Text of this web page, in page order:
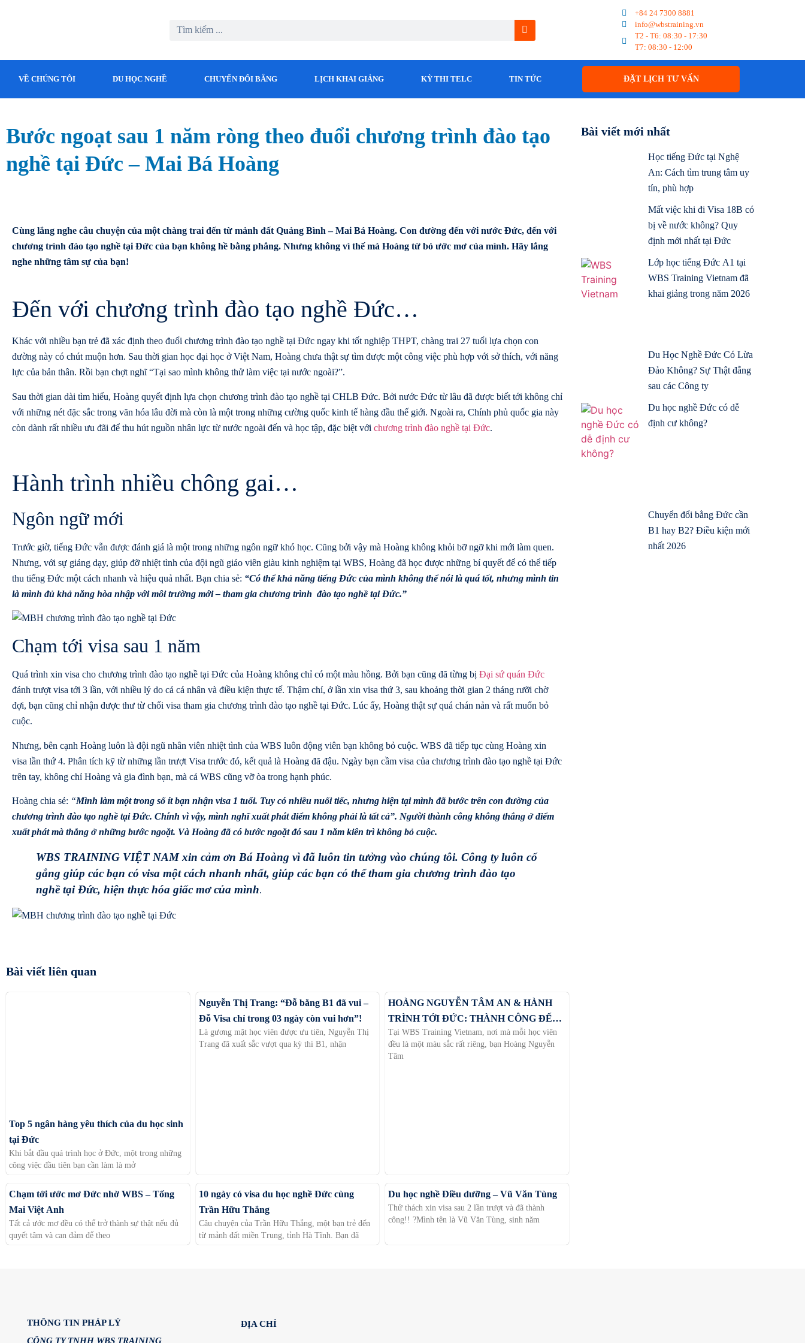
+84 24 7300 8881
info@wbstraining.vn
T2 - T6: 08:30 - 17:30
T7: 08:30 - 12:00
VỀ CHÚNG TÔI DU HỌC NGHỀ CHUYỂN ĐỔI BẰNG LỊCH KHAI GIẢNG KỲ THI TELC TIN TỨC ĐẶT LỊCH TƯ VẤN
Bước ngoạt sau 1 năm ròng theo đuổi chương trình đào tạo
nghề tại Đức – Mai Bá Hoàng
Cùng lắng nghe câu chuyện của một chàng trai đến từ mảnh đất Quảng Bình – Mai Bá Hoàng. Con đường đến với nước Đức, đến với
chương trình đào tạo nghề tại Đức của bạn không hề bằng phẳng. Nhưng không vì thế mà Hoàng từ bỏ ước mơ của mình. Hãy lắng
nghe những tâm sự của bạn!
Đến với chương trình đào tạo nghề Đức…
Khác với nhiều bạn trẻ đã xác định theo đuổi chương trình đào tạo nghề tại Đức ngay khi tốt nghiệp THPT, chàng trai 27 tuổi lựa chọn con
đường này có chút muộn hơn. Sau thời gian học đại học ở Việt Nam, Hoàng chưa thật sự tìm được một công việc phù hợp với sở thích, với năng
lực của bản thân. Rồi bạn chợt nghĩ “Tại sao mình không thử làm việc tại nước ngoài?”.
Sau thời gian dài tìm hiểu, Hoàng quyết định lựa chọn chương trình đào tạo nghề tại CHLB Đức. Bởi nước Đức từ lâu đã được biết tới không chỉ
với những nét đặc sắc trong văn hóa lâu đời mà còn là một trong những cường quốc kinh tế hàng đầu thế giới. Ngoài ra, Chính phủ quốc gia này
còn dành rất nhiều ưu đãi để thu hút nguồn nhân lực từ nước ngoài đến và học tập, đặc biệt với chương trình đào nghề tại Đức.
Hành trình nhiều chông gai…
Ngôn ngữ mới
Trước giờ, tiếng Đức vẫn được đánh giá là một trong những ngôn ngữ khó học. Cũng bởi vậy mà Hoàng không khỏi bỡ ngỡ khi mới làm quen.
Nhưng, với sự giảng dạy, giúp đỡ nhiệt tình của đội ngũ giáo viên giàu kinh nghiệm tại WBS, Hoàng đã học được những bí quyết để có thể tiếp
thu tiếng Đức một cách nhanh và hiệu quả nhất. Bạn chia sẻ: “Có thể khả năng tiếng Đức của mình không thể nói là quá tốt, nhưng mình tin
là mình đủ khả năng hòa nhập với môi trường mới – tham gia chương trình đào tạo nghề tại Đức.”
Chạm tới visa sau 1 năm
Quá trình xin visa cho chương trình đào tạo nghề tại Đức của Hoàng không chỉ có một màu hồng. Bởi bạn cũng đã từng bị Đại sứ quán Đức
đánh trượt visa tới 3 lần, với nhiều lý do cả cá nhân và điều kiện thực tế. Thậm chí, ở lần xin visa thứ 3, sau khoảng thời gian 2 tháng rưỡi chờ
đợi, bạn cũng chỉ nhận được thư từ chối visa tham gia chương trình đào tạo nghề tại Đức. Lúc ấy, Hoàng thật sự quá chán nản và rất muốn bỏ
cuộc.
Nhưng, bên cạnh Hoàng luôn là đội ngũ nhân viên nhiệt tình của WBS luôn động viên bạn không bỏ cuộc. WBS đã tiếp tục cùng Hoàng xin
visa lần thứ 4. Phân tích kỹ từ những lần trượt Visa trước đó, kết quả là Hoàng đã đậu. Ngày bạn cầm visa của chương trình đào tạo nghề tại Đức
trên tay, không chỉ Hoàng và gia đình bạn, mà cả WBS cũng vỡ òa trong hạnh phúc.
Hoàng chia sẻ: “Mình làm một trong số ít bạn nhận visa 1 tuổi. Tuy có nhiều nuối tiếc, nhưng hiện tại mình đã bước trên con đường của
chương trình đào tạo nghề tại Đức. Chính vì vậy, mình nghĩ xuất phát điểm không phải là tất cả”. Người thành công không thắng ở điểm
xuất phát mà thắng ở những bước ngoặt. Và Hoàng đã có bước ngoặt đó sau 1 năm kiên trì không bỏ cuộc.
WBS TRAINING VIỆT NAM xin cảm ơn Bá Hoàng vì đã luôn tin tưởng vào chúng tôi. Công ty luôn cố
gắng giúp các bạn có visa một cách nhanh nhất, giúp các bạn có thể tham gia chương trình đào tạo
nghề tại Đức, hiện thực hóa giấc mơ của mình.
Bài viết liên quan
Top 5 ngân hàng yêu thích của du học sinh
tại Đức
Khi bắt đầu quá trình học ở Đức, một trong những
công việc đầu tiên bạn cần làm là mở
Nguyễn Thị Trang: “Đỗ bằng B1 đã vui –
Đỗ Visa chỉ trong 03 ngày còn vui hơn”!
Là gương mặt học viên được ưu tiên, Nguyễn Thị
Trang đã xuất sắc vượt qua kỳ thi B1, nhận
HOÀNG NGUYỄN TÂM AN & HÀNH
TRÌNH TỚI ĐỨC: THÀNH CÔNG ĐẾN
TỪ SỰ NỖ LỰC
Tại WBS Training Vietnam, nơi mà mỗi học viên
đều là một màu sắc rất riêng, bạn Hoàng Nguyễn
Tâm
Chạm tới ước mơ Đức nhờ WBS – Tống
Mai Việt Anh
Tất cả ước mơ đều có thể trở thành sự thật nếu đủ
quyết tâm và can đảm để theo
10 ngày có visa du học nghề Đức cùng
Trần Hữu Thắng
Câu chuyện của Trần Hữu Thắng, một bạn trẻ đến
từ mảnh đất miền Trung, tỉnh Hà Tĩnh. Bạn đã
Du học nghề Điều dưỡng – Vũ Văn Tùng
Thử thách xin visa sau 2 lần trượt và đã thành
công!! ?Mình tên là Vũ Văn Tùng, sinh năm
Bài viết mới nhất
Học tiếng Đức tại Nghệ
An: Cách tìm trung tâm uy
tín, phù hợp
Mất việc khi đi Visa 18B có
bị về nước không? Quy
định mới nhất tại Đức
Lớp học tiếng Đức A1 tại
WBS Training Vietnam đã
khai giảng trong năm 2026
Du Học Nghề Đức Có Lừa
Đảo Không? Sự Thật đằng
sau các Công ty
Du học nghề Đức có dễ
định cư không?
Chuyển đổi bằng Đức cần
B1 hay B2? Điều kiện mới
nhất 2026
THÔNG TIN PHÁP LÝ
CÔNG TY TNHH WBS TRAINING
ĐỊA CHỈ